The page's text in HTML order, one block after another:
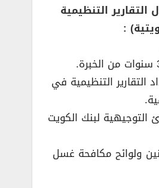
التنظيمية
:
التقارير التنظيمية في
التوجيهية لبنك الكويت
ولوائح مكافحة غسل